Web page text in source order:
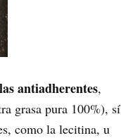
antiadherentes,
grasa pura 100%), sí
como la lecitina, u